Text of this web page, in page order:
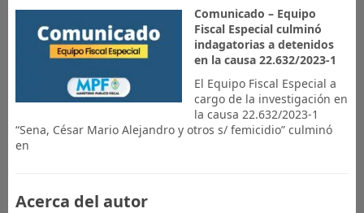
Comunicado – Equipo
Fiscal Especial culminó
indagatorias a detenidos
en la causa 22.632/2023-1
El Equipo Fiscal Especial a
cargo de la investigación en
la causa 22.632/2023-1
“Sena, César Mario Alejandro y otros s/ femicidio” culminó
en
Acerca del autor